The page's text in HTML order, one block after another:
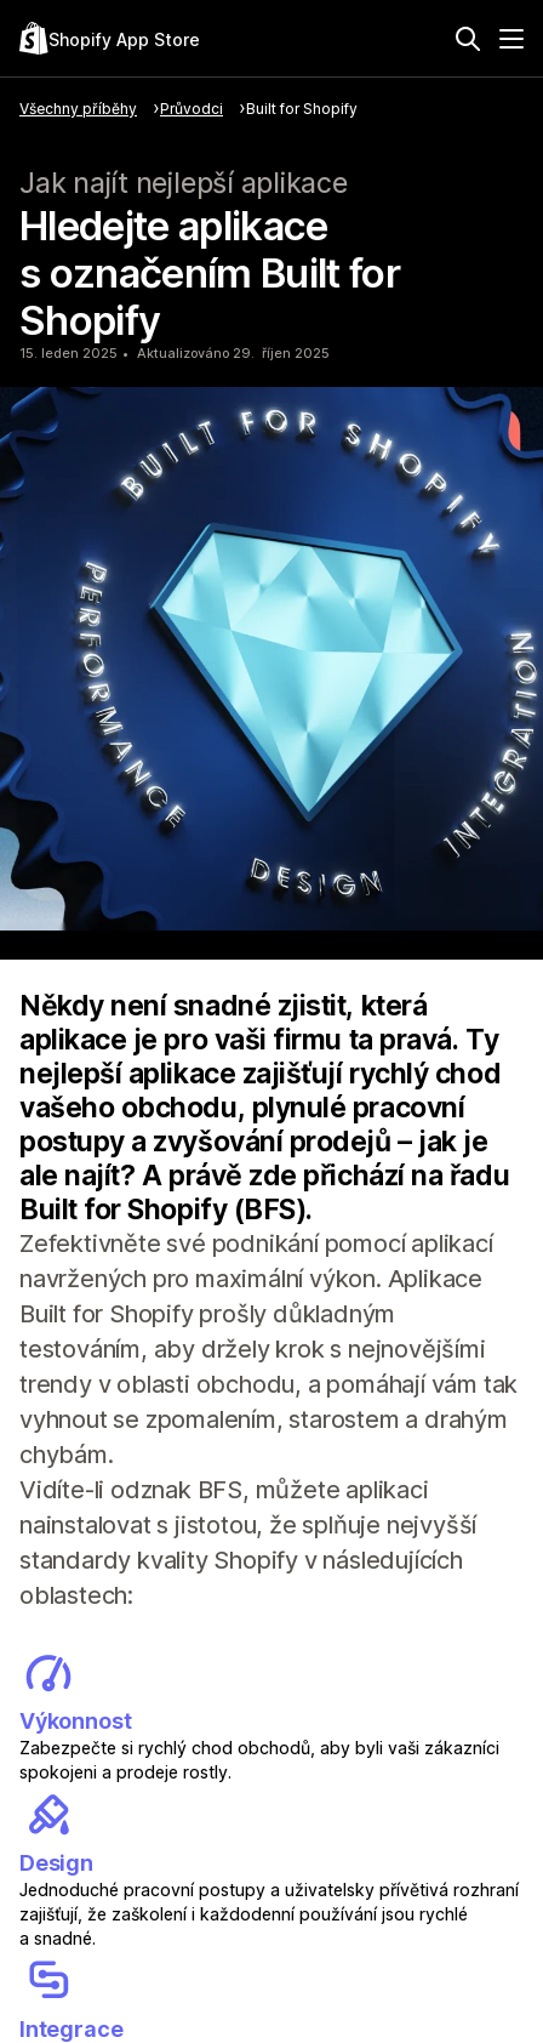
Shopify App Store
Všechny příběhy Průvodci Built for Shopify
Jak najít nejlepší aplikace
Hledejte aplikace
s označením Built for
Shopify
15. leden 2025 Aktualizováno 29. říjen 2025
Někdy není snadné zjistit, která
aplikace je pro vaši firmu ta pravá. Ty
nejlepší aplikace zajišťují rychlý chod
vašeho obchodu, plynulé pracovní
postupy a zvyšování prodejů – jak je
ale najít? A právě zde přichází na řadu
Built for Shopify (BFS).
Zefektivněte své podnikání pomocí aplikací
navržených pro maximální výkon. Aplikace
Built for Shopify prošly důkladným
testováním, aby držely krok s nejnovějšími
trendy v oblasti obchodu, a pomáhají vám tak
vyhnout se zpomalením, starostem a drahým
chybám.
Vidíte-li odznak BFS, můžete aplikaci
nainstalovat s jistotou, že splňuje nejvyšší
standardy kvality Shopify v následujících
oblastech:
Výkonnost
Zabezpečte si rychlý chod obchodů, aby byli vaši zákazníci
spokojeni a prodeje rostly.
Design
Jednoduché pracovní postupy a uživatelsky přívětivá rozhraní
zajišťují, že zaškolení i každodenní používání jsou rychlé
a snadné.
Integrace